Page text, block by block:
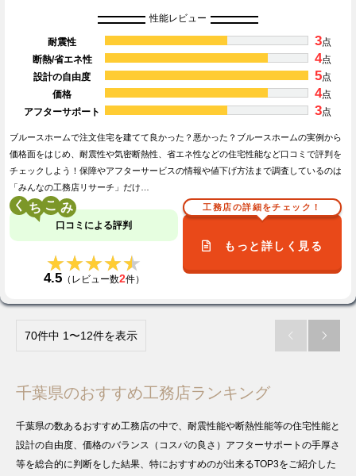
性能レビュー
耐震性 3点
断熱/省エネ性
4点
設計の自由度
5点
価格
4点
アフターサポート
3点
ブルースホームで注文住宅を建てて良かった？悪かった？ブルースホームの実例から
価格面をはじめ、耐震性や気密断熱性、省エネ性などの住宅性能など口コミで評判を
チェックしよう！保障やアフターサービスの情報や値下げ方法まで調査しているのは
「みんなの工務店リサーチ」だけ…
く こ
口コミによる評判
★★★★★
★★★★★
4.5（レビュー数2件）
工務店の詳細をチェック！
もっと詳しく見る
70件中 1〜12件を表示  
千葉県のおすすめ工務店ランキング
千葉県の数あるおすすめ工務店の中で、耐震性能や断熱性能等の住宅性能と
設計の自由度、価格のバランス（コスパの良さ）アフターサポートの手厚さ
等を総合的に判断をした結果、特におすすめのが出来るTOP3をご紹介した